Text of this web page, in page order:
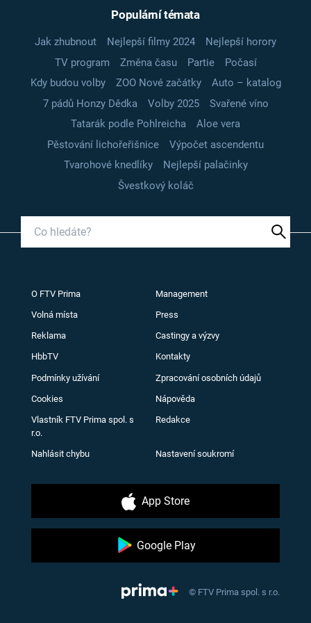
Populární témata
Jak zhubnout Nejlepší filmy 2024
Nejlepší horory
TV program
Změna času Partie
Počasí
Kdy budou volby
ZOO Nové začátky
Auto – katalog
7 pádů Honzy Dědka
Volby 2025
Svařené víno
Tatarák podle Pohlreicha
Aloe vera
Pěstování lichořeřišnice
Výpočet ascendentu
Tvarohové knedlíky
Nejlepší palačinky
Švestkový koláč
O FTV Prima Management
Volná místa Press
Reklama Castingy a výzvy
HbbTV Kontakty
Podmínky užívání Zpracování osobních údajů
Cookies Nápověda
Vlastník FTV Prima spol. s
r.o.
Redakce
Nahlásit chybu Nastavení soukromí
App Store
Google Play
© FTV Prima spol. s r.o.